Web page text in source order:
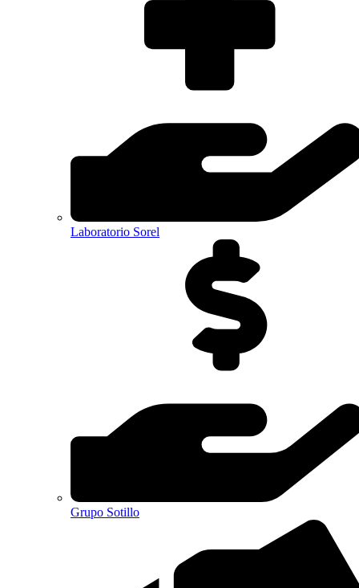
Laboratorio Sorel
Grupo Sotillo